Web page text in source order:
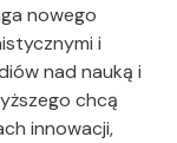
nowego
i
nad nauką i
chcą
innowacji,